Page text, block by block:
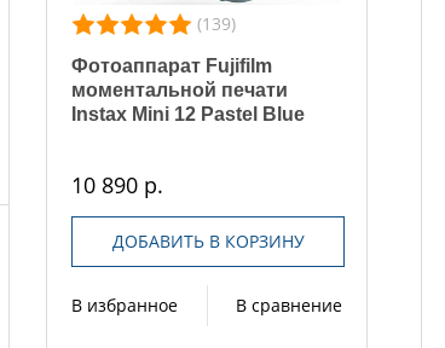
(139)
Фотоаппарат Fujifilm
моментальной печати
Instax Mini 12 Pastel Blue
10 890 р.
ДОБАВИТЬ В КОРЗИНУ
В избранное В сравнение